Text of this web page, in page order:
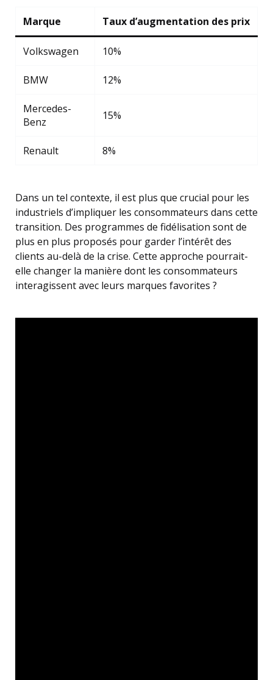
Marque Taux d’augmentation des prix
Volkswagen 10%
BMW 12%
Mercedes-
Benz
15%
Renault 8%
Dans un tel contexte, il est plus que crucial pour les
industriels d’impliquer les consommateurs dans cette
transition. Des programmes de fidélisation sont de
plus en plus proposés pour garder l’intérêt des
clients au-delà de la crise. Cette approche pourrait-
elle changer la manière dont les consommateurs
interagissent avec leurs marques favorites ?